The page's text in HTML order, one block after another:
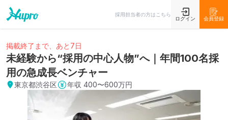
採用担当者の方はこちら
ログイン 会員登録
掲載終了まで、あと7日
未経験から“採用の中心人物”へ｜年間100名採
用の急成長ベンチャー
東京都渋谷区 年収 400〜600万円